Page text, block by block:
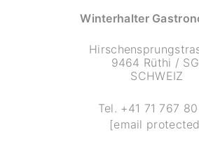
Winterhalter
9464 Rüthi / SG
SCHWEIZ
Tel. +41 71 767
[email